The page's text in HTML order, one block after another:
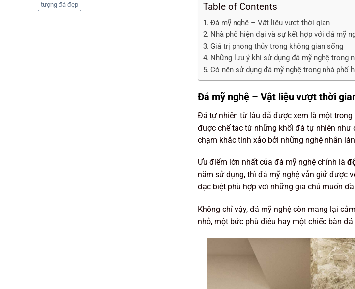
tượng đá đẹp Table of Contents
Đá mỹ nghệ – Vật liệu vượt thời gian
Nhà phố hiện đại và sự kết hợp với đá mỹ
Giá trị phong thủy trong không gian sống
Những lưu ý khi sử dụng đá mỹ nghệ trong
Có nên sử dụng đá mỹ nghệ trong nhà phố
Đá mỹ nghệ – Vật liệu vượt thời
Đá tự nhiên từ lâu đã được xem là một
được chế tác từ những khối đá tự nhiên như
chạm khắc tinh xảo bởi những nghệ nhân
Ưu điểm lớn nhất của đá mỹ nghệ chính là
năm sử dụng, thì đá mỹ nghệ vẫn giữ được
đặc biệt phù hợp với những gia chủ muốn
Không chỉ vậy, đá mỹ nghệ còn mang lại
nhỏ, một bức phù điêu hay một chiếc bàn